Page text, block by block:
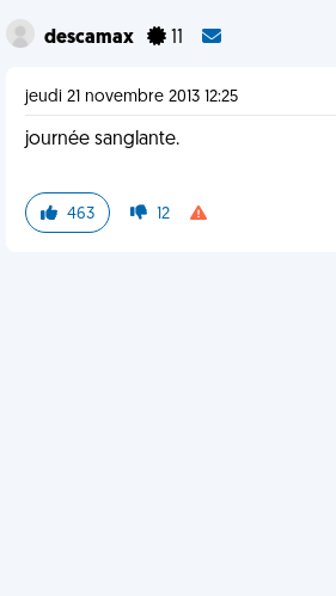
descamax
jeudi 21 novembre 2013 12:25
journée sanglante.
463 12